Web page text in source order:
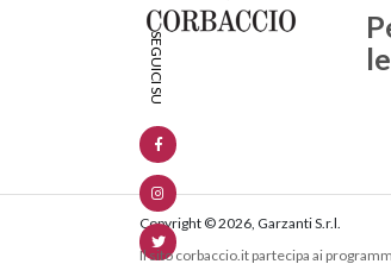
Copyright © 2026, Garzanti S.r.l.
Il sito corbaccio.it partecipa ai